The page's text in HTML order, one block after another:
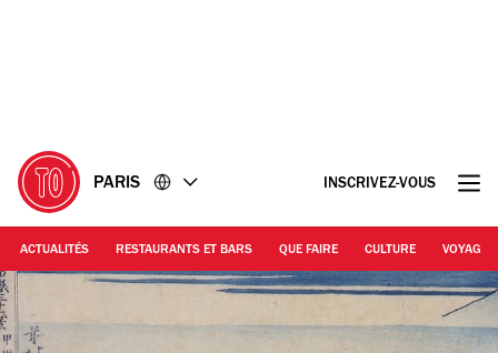
PARIS INSCRIVEZ-VOUS
ACTUALITÉS RESTAURANTS ET BARS QUE FAIRE CULTURE VOYAGE